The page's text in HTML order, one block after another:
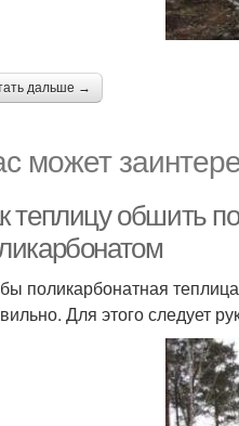
дальше →
может
теплицу обшить
поликарбонатная
Для этого следует